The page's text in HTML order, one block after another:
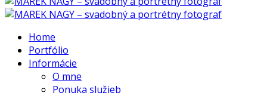
Home
Portfólio
Informácie
O mne
Ponuka služieb